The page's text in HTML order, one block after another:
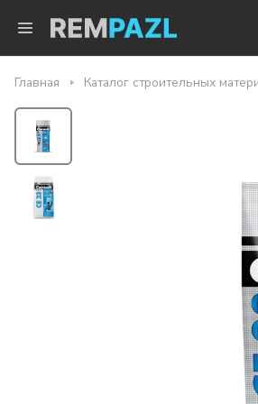
Главная Каталог строительных